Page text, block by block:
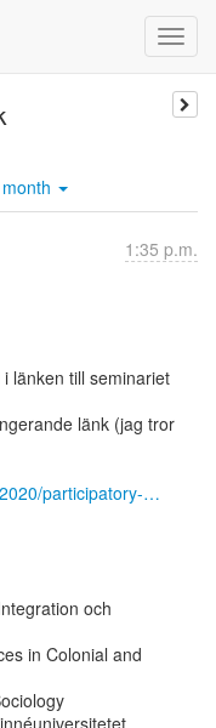
month
1:35 p.m.
länken till seminariet
länk (jag tror
participatory-…
och
in Colonial and